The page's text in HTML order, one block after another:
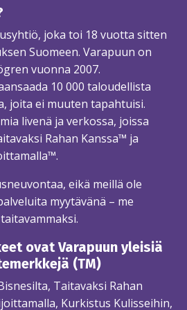
joka toi 18 vuotta sitten
Suomeen. Varapuun on
vuonna 2007.
10 000 taloudellista
joita ei muuten tapahtuisi.
livenä ja verkossa, joissa
Rahan Kanssa™ ja
eikä meillä ole
myytävänä – me
ovat Varapuun yleisiä
(TM)
Taitavaksi Rahan
Kurkistus Kulisseihin,